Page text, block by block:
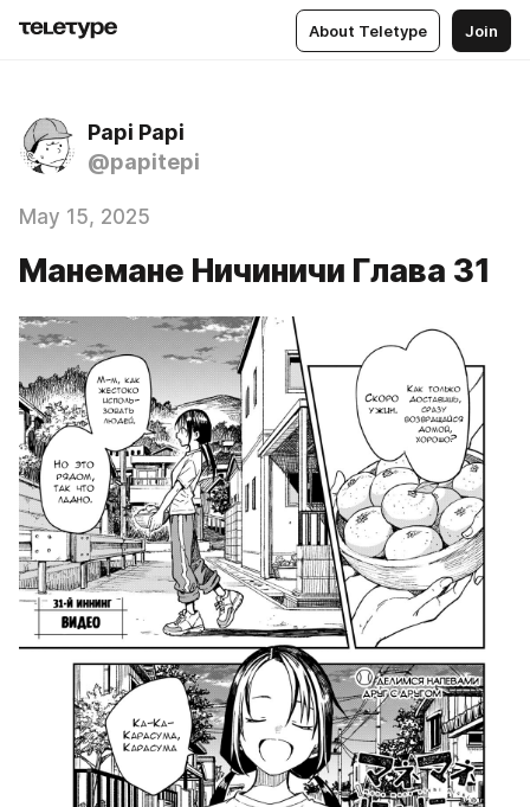
About Teletype Join
Papi Papi
@papitepi
May 15, 2025
Манемане Ничиничи Глава 31